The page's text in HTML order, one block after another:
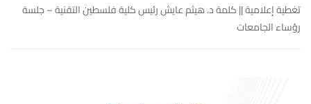
تغطية إعلامية || كلمة د. هيثم عايش رئيس كلية فلسطين التقنية – جلسة
رؤساء الجامعات